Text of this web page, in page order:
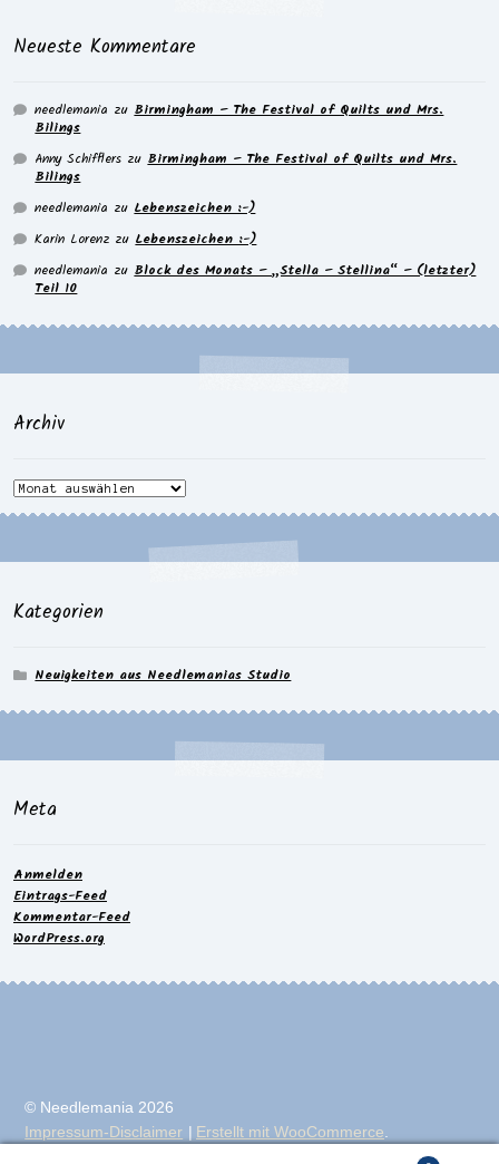
Neueste Kommentare
needlemania zuBirmingham – The Festival of Quilts und Mrs.
Bilings
Anny Schifflers zuBirmingham – The Festival of Quilts und Mrs.
Bilings
needlemania zuLebenszeichen :-)
Karin Lorenz zuLebenszeichen :-)
needlemania zuBlock des Monats – „Stella – Stellina“ – (letzter)
Teil 10
Archiv
Archiv
Kategorien
Neuigkeiten aus Needlemanias Studio
Meta
Anmelden
Eintrags-Feed
Kommentar-Feed
WordPress.org
© Needlemania 2026
Impressum-Disclaimer
Erstellt mit WooCommerce